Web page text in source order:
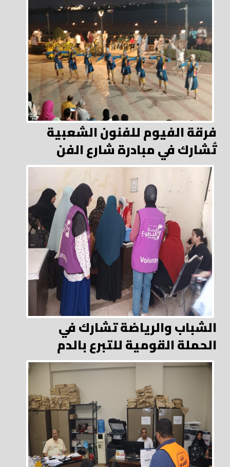
فرقة الفيوم للفنون الشعبية
تُشارك في مبادرة شارع الفن
الشباب والرياضة تشارك في
الحملة القومية للتبرع بالدم